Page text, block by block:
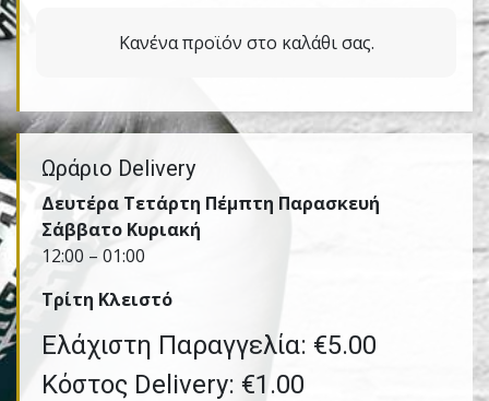
Κανένα προϊόν στο καλάθι σας.
Ωράριο Delivery
Δευτέρα Τετάρτη Πέμπτη Παρασκευή
Σάββατο Κυριακή
12:00 – 01:00
Τρίτη Kλειστό
Ελάχιστη Παραγγελία: €5.00
Κόστος Delivery: €1.00